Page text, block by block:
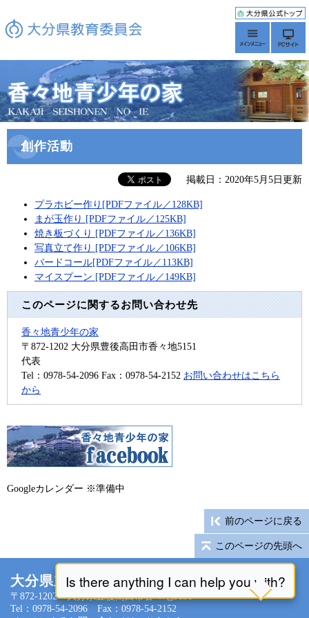
創作活動
掲載日：2020年5月5日更新
プラホビー作り[PDFファイル／128KB]
まが玉作り [PDFファイル／125KB]
焼き板づくり [PDFファイル／136KB]
写真立て作り [PDFファイル／106KB]
バードコール[PDFファイル／113KB]
マイスプーン [PDFファイル／149KB]
このページに関するお問い合わせ先
香々地青少年の家
〒872-1202 大分県豊後高田市香々地5151
代表
Tel：0978-54-2096 Fax：0978-54-2152 お問い合わせはこちら
から
Googleカレンダー ※準備中
前のページに戻る
このページの先頭へ
大分県立香々地青少年の家
〒872-1202 大分県豊後高田市香々地5151
Tel：0978-54-2096 Fax：0978-54-2152